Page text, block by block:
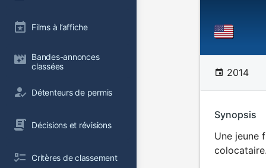
Films à l’affiche
Bandes-annonces
classées
Détenteurs de permis
Décisions et révisions
Critères de classement
2014
Synopsis
Une jeune
colocataire.